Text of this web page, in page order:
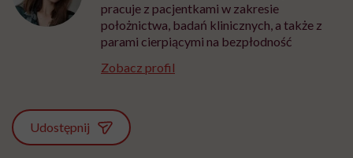
pracuje z pacjentkami w zakresie
położnictwa, badań klinicznych, a także z
parami cierpiącymi na bezpłodność
Zobacz profil
Udostępnij